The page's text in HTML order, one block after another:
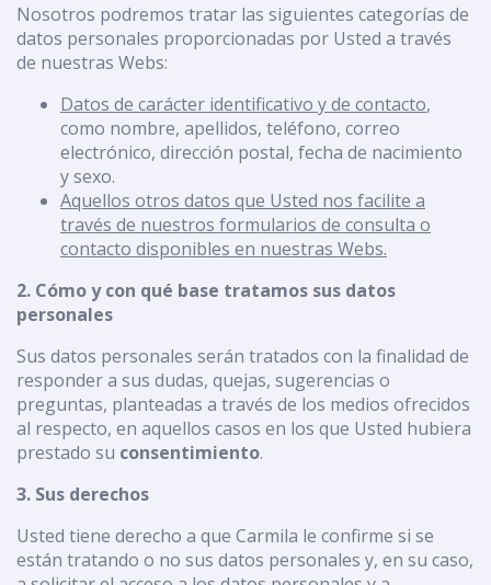
Nosotros podremos tratar las siguientes categorías de
datos personales proporcionadas por Usted a través
de nuestras Webs:
Datos de carácter identificativo y de contacto,
como nombre, apellidos, teléfono, correo
electrónico, dirección postal, fecha de nacimiento
y sexo.
Aquellos otros datos que Usted nos facilite a
través de nuestros formularios de consulta o
contacto disponibles en nuestras Webs.
2. Cómo y con qué base tratamos sus datos
personales
Sus datos personales serán tratados con la finalidad de
responder a sus dudas, quejas, sugerencias o
preguntas, planteadas a través de los medios ofrecidos
al respecto, en aquellos casos en los que Usted hubiera
prestado su consentimiento.
3. Sus derechos
Usted tiene derecho a que Carmila le confirme si se
están tratando o no sus datos personales y, en su caso,